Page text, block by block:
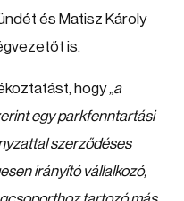
és Matisz Károly
is.
hogy„a
egy parkfenntartási
szerződéses
irányító vállalkozó,